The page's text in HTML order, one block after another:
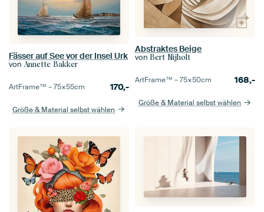
Fässer auf See vor der Insel Urk
von Annette Bakker
ArtFrame™ –75×55cm 170,-
Größe & Material selbst wählen
Abstraktes Beige
von Bert Nijholt
ArtFrame™ –75×50cm 168,-
Größe & Material selbst wählen